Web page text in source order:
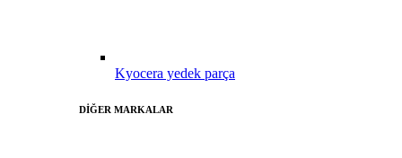
Kyocera yedek parça
DİĞER MARKALAR